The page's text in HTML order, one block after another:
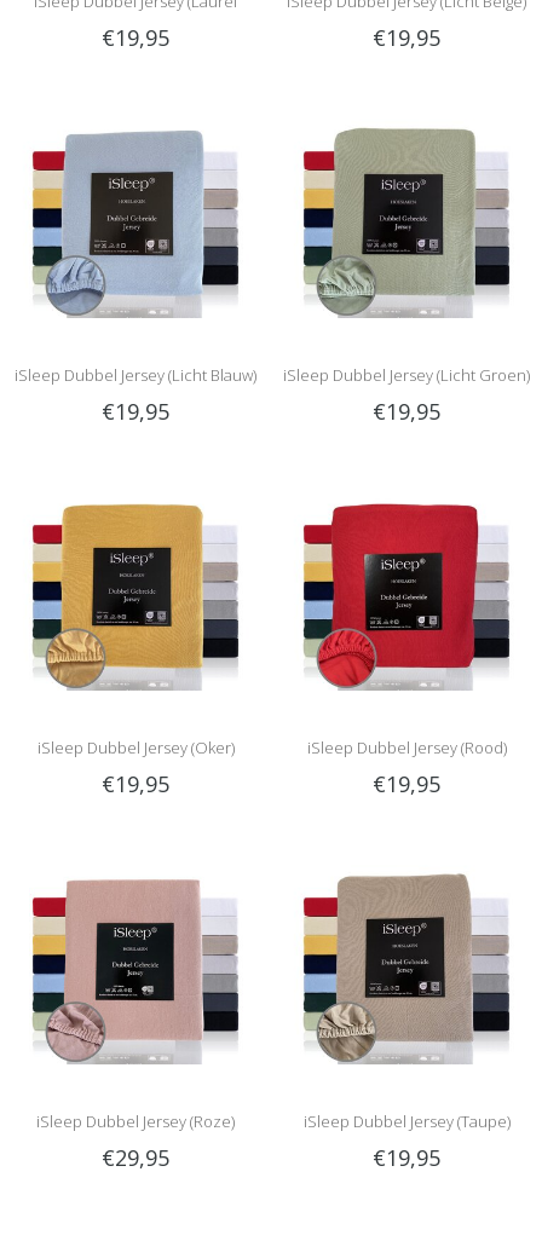
€19,95 €19,95
iSleep Dubbel Jersey (Licht Blauw)
€19,95
iSleep Dubbel Jersey (Licht Groen)
€19,95
iSleep Dubbel Jersey (Oker)
€19,95
iSleep Dubbel Jersey (Rood)
€19,95
iSleep Dubbel Jersey (Roze)
€29,95
iSleep Dubbel Jersey (Taupe)
€19,95